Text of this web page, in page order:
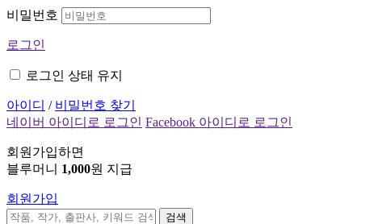
비밀번호
로그인
로그인 상태 유지
아이디 / 비밀번호 찾기
네이버 아이디로 로그인 Facebook 아이디로 로그인
회원가입하면
블루머니 1,000원 지급
회원가입
검색